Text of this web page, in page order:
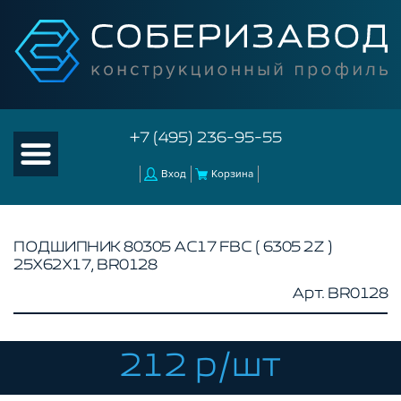
+7 (495) 236-95-55
Вход Корзина
КАТАЛОГ ТОВАРОВ
КОНСТРУКЦИОННЫЙ ПРОФИЛЬ
КОМПЛЕКТУЮЩИЕ К ЧПУ
АКСЕССУАРЫ ДЛЯ V-ПАЗА
ПОДШИПНИК 80305 АС17 FBC ( 6305 2Z )
25Х62Х17, BR0128
Арт. BR0128
212 р/шт